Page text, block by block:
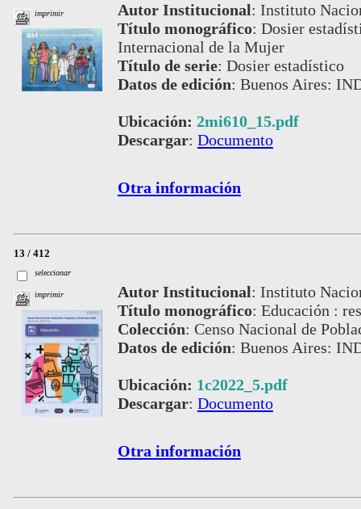
imprimir Autor Institucional: Instituto
Título monográfico: Dosier
Internacional de la Mujer
Título de serie: Dosier estadístico
Datos de edición: Buenos Aires:
Ubicación: 2mi610_15.pdf
Descargar: Documento
Otra información
13 / 412
seleccionar
imprimir Autor Institucional: Instituto
Título monográfico: Educación :
Colección: Censo Nacional de
Datos de edición: Buenos Aires:
Ubicación: 1c2022_5.pdf
Descargar: Documento
Otra información